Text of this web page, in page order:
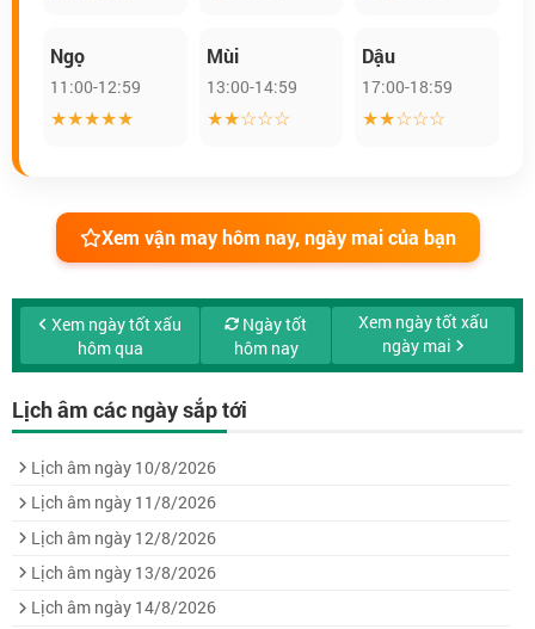
Ngọ
11:00-12:59
★★★★★
Mùi
13:00-14:59
★★☆☆☆
Dậu
17:00-18:59
★★☆☆☆
Xem vận may hôm nay, ngày mai của bạn
Xem ngày tốt xấu
hôm qua
Ngày tốt
hôm nay
Xem ngày tốt xấu
ngày mai
Lịch âm các ngày sắp tới
Lịch âm ngày 10/8/2026
Lịch âm ngày 11/8/2026
Lịch âm ngày 12/8/2026
Lịch âm ngày 13/8/2026
Lịch âm ngày 14/8/2026